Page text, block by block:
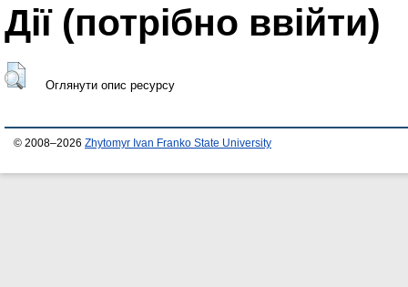
Дії ​​(потрібно ввійти)
Оглянути опис ресурсу
© 2008–2026 Zhytomyr Ivan Franko State University